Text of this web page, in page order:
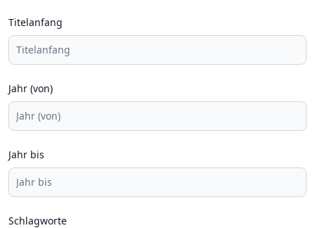
Titelanfang
Jahr (von)
Jahr bis
Schlagworte